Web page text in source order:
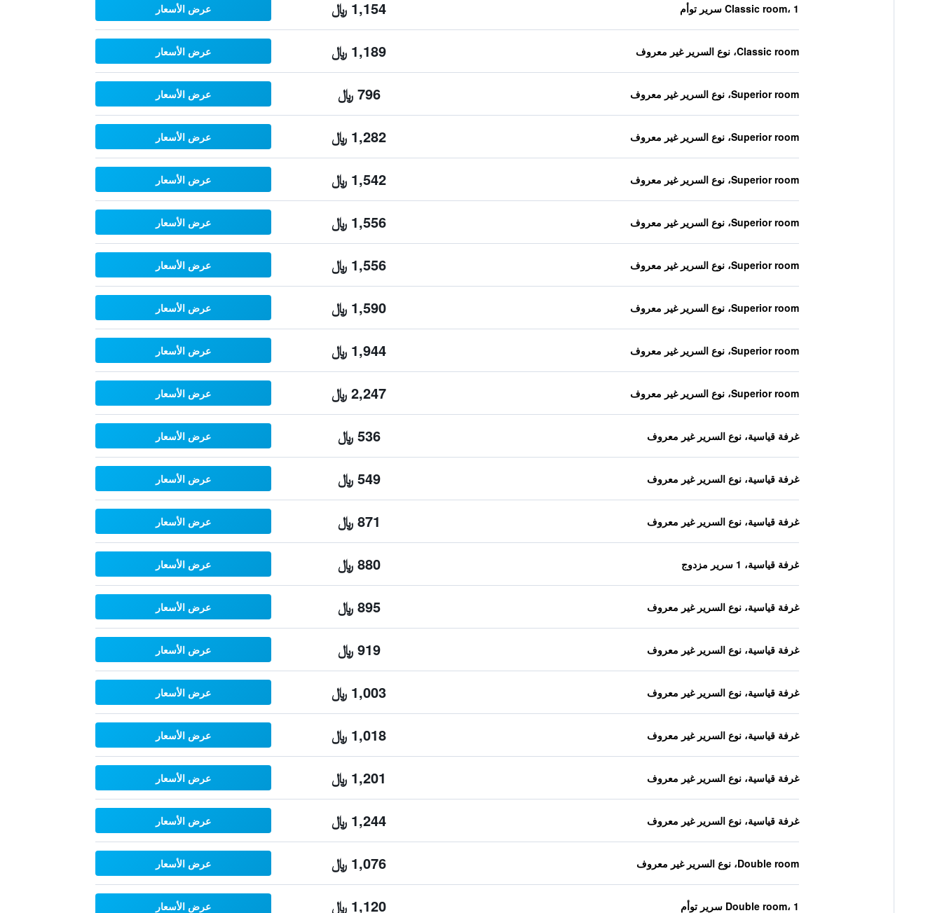
Classic room، 1 سرير توأم 1,154 ﷼ عرض الأسعار
Classic room، نوع السرير غير معروف 1,189 ﷼ عرض الأسعار
Superior room، نوع السرير غير معروف 796 ﷼ عرض الأسعار
Superior room، نوع السرير غير معروف 1,282 ﷼ عرض الأسعار
Superior room، نوع السرير غير معروف 1,542 ﷼ عرض الأسعار
Superior room، نوع السرير غير معروف 1,556 ﷼ عرض الأسعار
Superior room، نوع السرير غير معروف 1,556 ﷼ عرض الأسعار
Superior room، نوع السرير غير معروف 1,590 ﷼ عرض الأسعار
Superior room، نوع السرير غير معروف 1,944 ﷼ عرض الأسعار
Superior room، نوع السرير غير معروف 2,247 ﷼ عرض الأسعار
غرفة قياسية، نوع السرير غير معروف 536 ﷼ عرض الأسعار
غرفة قياسية، نوع السرير غير معروف 549 ﷼ عرض الأسعار
غرفة قياسية، نوع السرير غير معروف 871 ﷼ عرض الأسعار
غرفة قياسية، 1 سرير مزدوج 880 ﷼ عرض الأسعار
غرفة قياسية، نوع السرير غير معروف 895 ﷼ عرض الأسعار
غرفة قياسية، نوع السرير غير معروف 919 ﷼ عرض الأسعار
غرفة قياسية، نوع السرير غير معروف 1,003 ﷼ عرض الأسعار
غرفة قياسية، نوع السرير غير معروف 1,018 ﷼ عرض الأسعار
غرفة قياسية، نوع السرير غير معروف 1,201 ﷼ عرض الأسعار
غرفة قياسية، نوع السرير غير معروف 1,244 ﷼ عرض الأسعار
Double room، نوع السرير غير معروف 1,076 ﷼ عرض الأسعار
Double room، 1 سرير توأم 1,120 ﷼ عرض الأسعار